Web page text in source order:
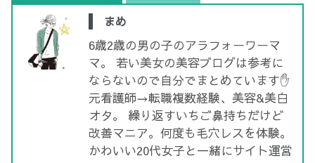
まめ
6歳2歳の男の子のアラフォーワーマ
マ。 若い美女の美容ブログは参考に
ならないので自分でまとめています✋
元看護師→転職複数経験、美容&美白
オタ。 繰り返すいちご鼻持ちだけど
改善マニア。何度も毛穴レスを体験。
かわいい20代女子と一緒にサイト運営